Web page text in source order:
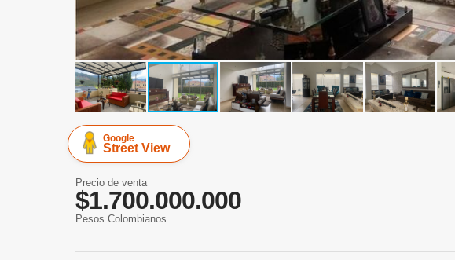
Google
Street View
Precio de venta
$1.700.000.000
Pesos Colombianos